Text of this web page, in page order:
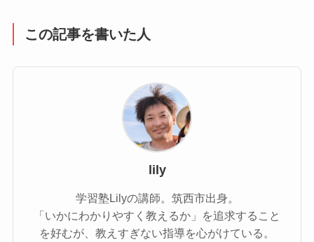
この記事を書いた人
lily
学習塾Lilyの講師。筑西市出身。
「いかにわかりやすく教えるか」を追求すること
を好むが、教えすぎない指導を心がけている。